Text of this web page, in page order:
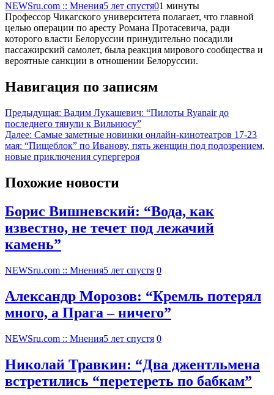
NEWSru.com :: Мнения5 лет спустя01 минуты
Профессор Чикагского университета полагает, что главной
целью операции по аресту Романа Протасевича, ради
которого власти Белоруссии принудительно посадили
пассажирский самолет, была реакция мирового сообщества и
вероятные санкции в отношении Белоруссии.
Навигация по записям
Предыдущая: Вадим Лукашевич: “Пилоты Ryanair до
последнего тянули к Вильнюсу”
Далее: Самые заметные новинки онлайн-кинотеатров 17-23
мая: “Пищеблок” по Иванову, пять женщин под подозрением,
новые приключения супергероя
Похожие новости
Борис Вишневский: “Вода, как
известно, не течет под лежачий
камень”
NEWSru.com :: Мнения5 лет спустя 0
Александр Морозов: “Кремль потерял
много, а Прага – ничего”
NEWSru.com :: Мнения5 лет спустя 0
Николай Травкин: “Два джентльмена
встретились “перетереть по бабкам”